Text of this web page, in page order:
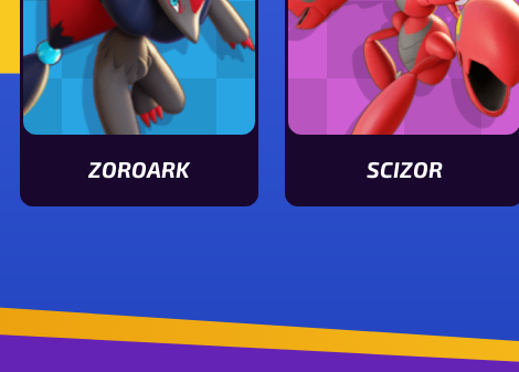
ZOROARK
Ver características de Zoroark
SCIZOR
Ver características de